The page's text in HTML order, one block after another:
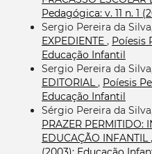
Pedagógica: v. 11 n. 1
Sergio Pereira da
EXPEDIENTE , Poíesis
Educação Infantil
Sergio Pereira da
EDITORIAL, Poíesis
Educação Infantil
Sérgio Pereira da
PRAZER PERMITIDO:
EDUCAÇÃO INFANTIL,